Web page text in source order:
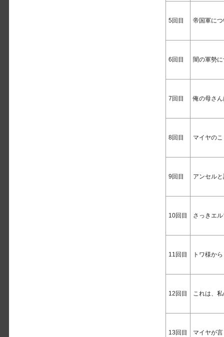
5回目 帝国軍に
6回目 闇の軍勢
7回目 俺の母さん
8回目 マイヤの
9回目 アンセル
10回目 さっきエ
11回目 トワ様か
12回目 これは、
13回目 マイヤが